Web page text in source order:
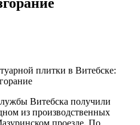
Витебска получили
из производственных
проезде. По